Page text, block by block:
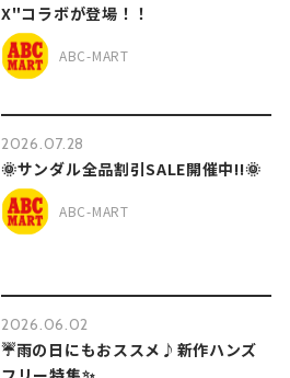
X"コラボが登場！！
ABC-MART
2026.07.28
🌞サンダル全品割引SALE開催中!!🌞
ABC-MART
2026.06.02
☔雨の日にもおススメ♪新作ハンズ